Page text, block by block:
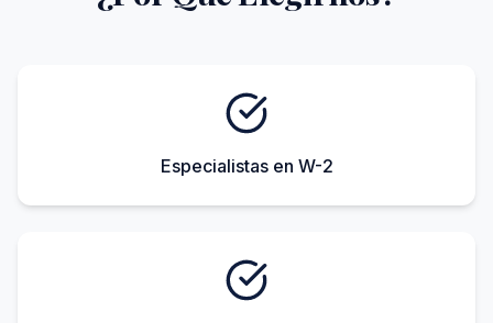
Especialistas en W-2